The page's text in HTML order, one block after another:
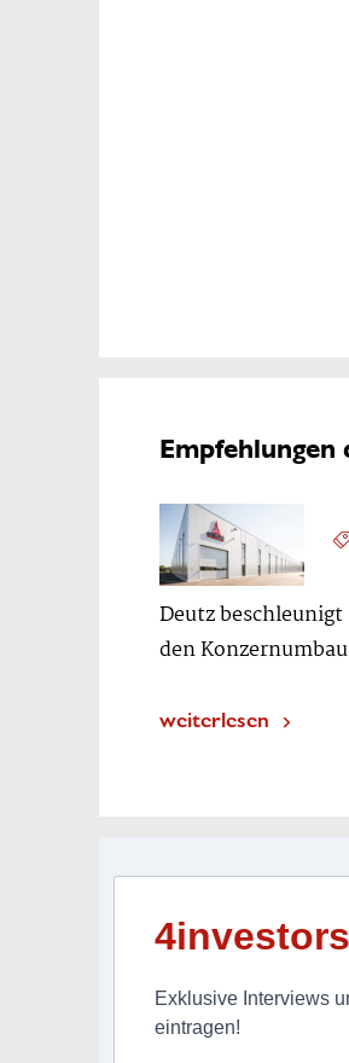
Deutz
den Konzernumbau
weiterlesen
Exklusive Interviews
eintragen!